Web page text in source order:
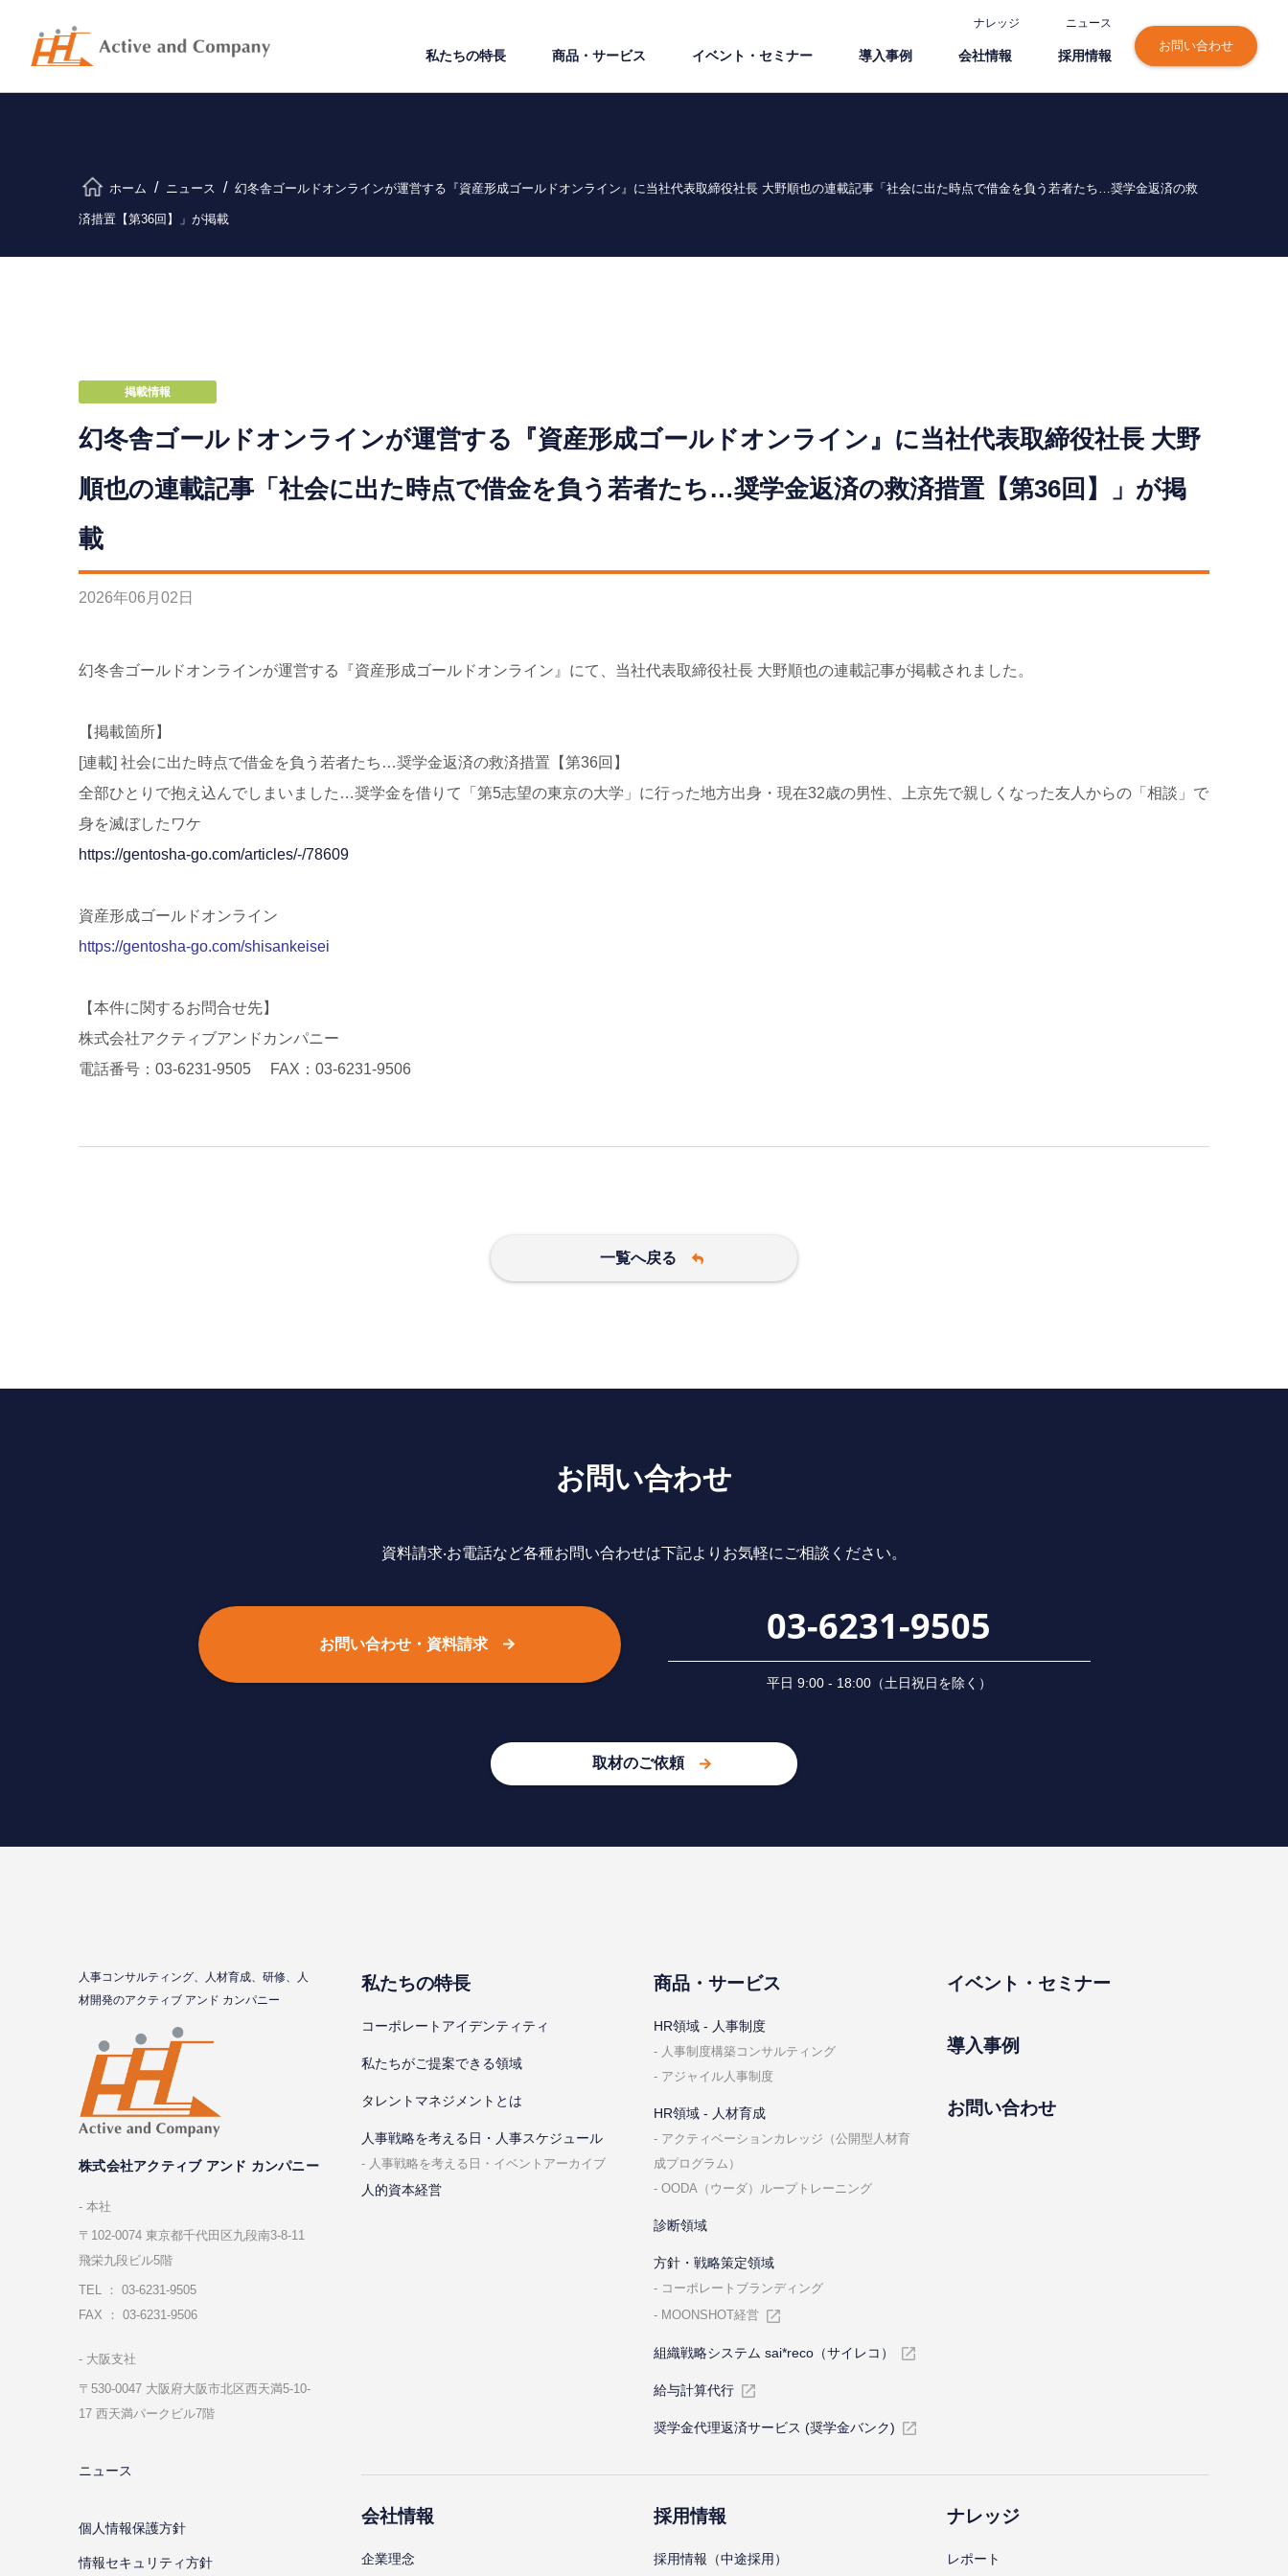
ナレッジ ニュース
私たちの特⻑ 商品・サービス イベント・セミナー 導⼊事例 会社情報 採⽤情報
お問い合わせ
ホーム ニュース 幻冬舎ゴールドオンラインが運営する『資産形成ゴールドオンライン』に当社代表取締役社長 大野順也の連載記事「社会に出た時点で借金を負う若者たち…奨学金返済の救
済措置【第36回】」が掲載
掲載情報
幻冬舎ゴールドオンラインが運営する『資産形成ゴールドオンライン』に当社代表取締役社長 大野
順也の連載記事「社会に出た時点で借金を負う若者たち…奨学金返済の救済措置【第36回】」が掲
載
2026年06 月 02 日
幻冬舎ゴールドオンラインが運営する『資産形成ゴールドオンライン』にて、当社代表取締役社長 大野順也の連載記事が掲載されました。
【掲載箇所】
[連載] 社会に出た時点で借金を負う若者たち…奨学金返済の救済措置【第36回】
全部ひとりで抱え込んでしまいました…奨学金を借りて「第5志望の東京の大学」に行った地方出身・現在32歳の男性、上京先で親しくなった友人からの「相談」で
身を滅ぼしたワケ
https://gentosha-go.com/articles/-/78609
資産形成ゴールドオンライン
https://gentosha-go.com/shisankeisei
【本件に関するお問合せ先】
株式会社アクティブアンドカンパニー
電話番号：03-6231-9505 FAX：03-6231-9506
一覧へ戻る
お問い合わせ
資料請求‧お電話など各種お問い合わせは下記よりお気軽にご相談ください。
お問い合わせ・資料請求 03-6231-9505
平⽇ 9:00 - 18:00（⼟⽇祝⽇を除く）
取材のご依頼
⼈事コンサルティング、⼈材育成、研修、⼈
材開発のアクティブ アンド カンパニー
株式会社アクティブ アンド カンパニー
本社
〒102-0074 東京都千代⽥区九段南3-8-11
飛栄九段ビル5階
TEL ： 03-6231-9505
FAX ： 03-6231-9506
⼤阪⽀社
〒530-0047 ⼤阪府⼤阪市北区⻄天満5-10-
17 ⻄天満パークビル7階
ニュース
個⼈情報保護⽅針
情報セキュリティ⽅針
私たちの特⻑
コーポレートアイデンティティ
私たちがご提案できる領域
タレントマネジメントとは
⼈事戦略を考える⽇・⼈事スケジュール
⼈事戦略を考える⽇・イベントアーカイブ
人的資本経営
商品・サービス
HR領域 - ⼈事制度
⼈事制度構築コンサルティング
アジャイル⼈事制度
HR領域 - ⼈材育成
アクティベーションカレッジ（公開型⼈材育
成プログラム）
OODA（ウーダ）ループトレーニング
診断領域
⽅針・戦略策定領域
コーポレートブランディング
MOONSHOT経営
組織戦略システム sai*reco（サイレコ）
給与計算代⾏
奨学金代理返済サービス (奨学金バンク)
イベント・セミナー
導⼊事例
お問い合わせ
会社情報
企業理念
採⽤情報
採⽤情報（中途採⽤）
ナレッジ
レポート